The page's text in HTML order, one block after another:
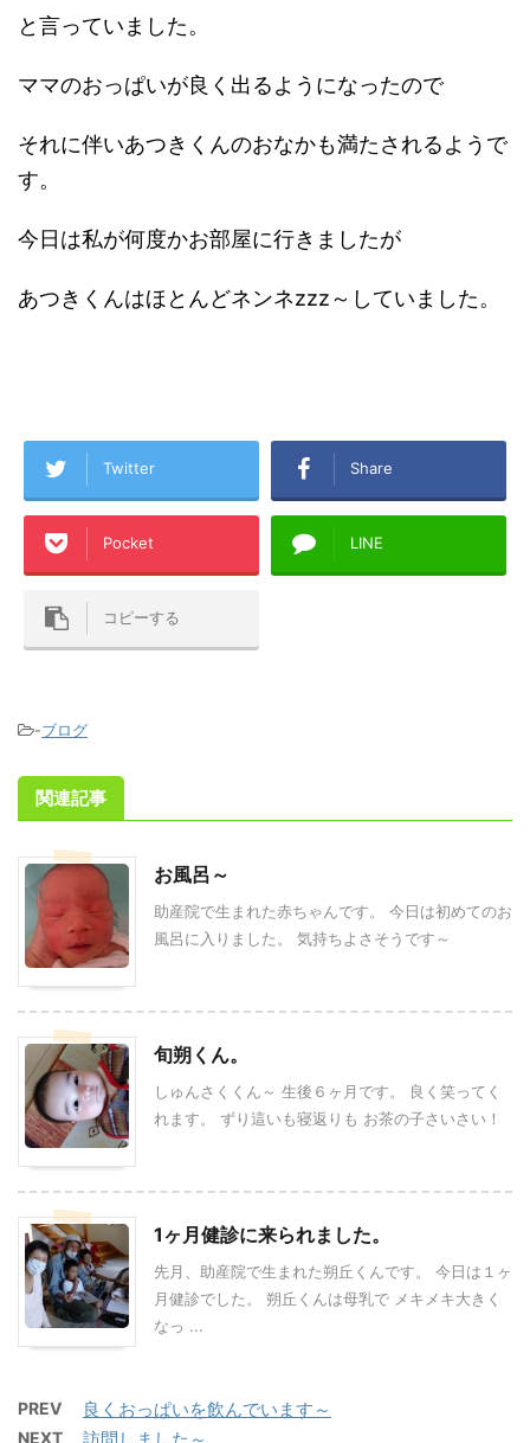
と言っていました。
ママのおっぱいが良く出るようになったので
それに伴いあつきくんのおなかも満たされるようで
す。
今日は私が何度かお部屋に行きましたが
あつきくんはほとんどネンネzzz～していました。
Twitter Share
Pocket LINE
コピーする
-ブログ
関連記事
お風呂～
助産院で生まれた赤ちゃんです。 今日は初めてのお
風呂に入りました。 気持ちよさそうです～
旬朔くん。
しゅんさくくん～ 生後６ヶ月です。 良く笑ってく
れます。 ずり這いも寝返りも お茶の子さいさい！
1ヶ月健診に来られました。
先月、助産院で生まれた朔丘くんです。 今日は１ヶ
月健診でした。 朔丘くんは母乳で メキメキ大きく
なっ ...
PREV 良くおっぱいを飲んでいます～
NEXT